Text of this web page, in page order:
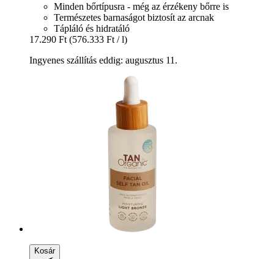
Minden bőrtípusra - még az érzékeny bőrre is
Természetes barnaságot biztosít az arcnak
Tápláló és hidratáló
17.290 Ft (576.333 Ft / l)
Ingyenes szállítás eddig: augusztus 11.
Kosár